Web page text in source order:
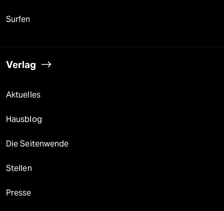
Surfen
Verlag
Aktuelles
Hausblog
Die Seitenwende
Stellen
Presse